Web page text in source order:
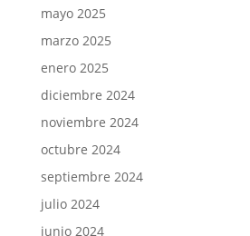
mayo 2025
marzo 2025
enero 2025
diciembre 2024
noviembre 2024
octubre 2024
septiembre 2024
julio 2024
junio 2024